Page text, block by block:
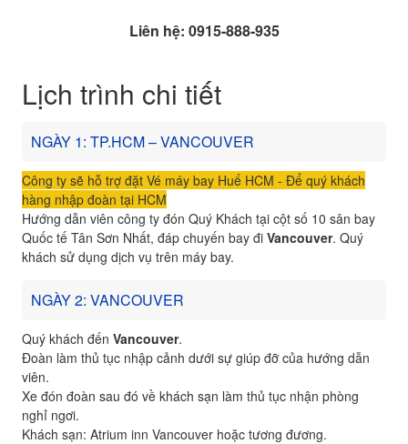
Liên hệ: 0915-888-935
Lịch trình chi tiết
NGÀY 1: TP.HCM – VANCOUVER
Công ty sẽ hỗ trợ đặt Vé máy bay Huế HCM - Để quý khách
hàng nhập đoàn tại HCM
Hướng dẫn viên công ty đón Quý Khách tại cột số 10 sân bay
Quốc tế Tân Sơn Nhất, đáp chuyến bay đi Vancouver. Quý
khách sử dụng dịch vụ trên máy bay.
NGÀY 2: VANCOUVER
Quý khách đến Vancouver.
Đoàn làm thủ tục nhập cảnh dưới sự giúp đỡ của hướng dẫn
viên.
Xe đón đoàn sau đó về khách sạn làm thủ tục nhận phòng
nghỉ ngơi.
Khách sạn: Atrium inn Vancouver hoặc tương đương.